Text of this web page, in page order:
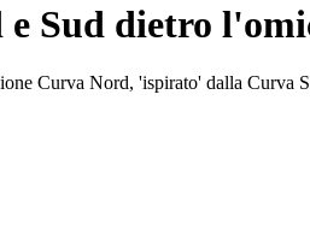
Sud dietro
Curva Nord, 'ispirato' dalla Curva